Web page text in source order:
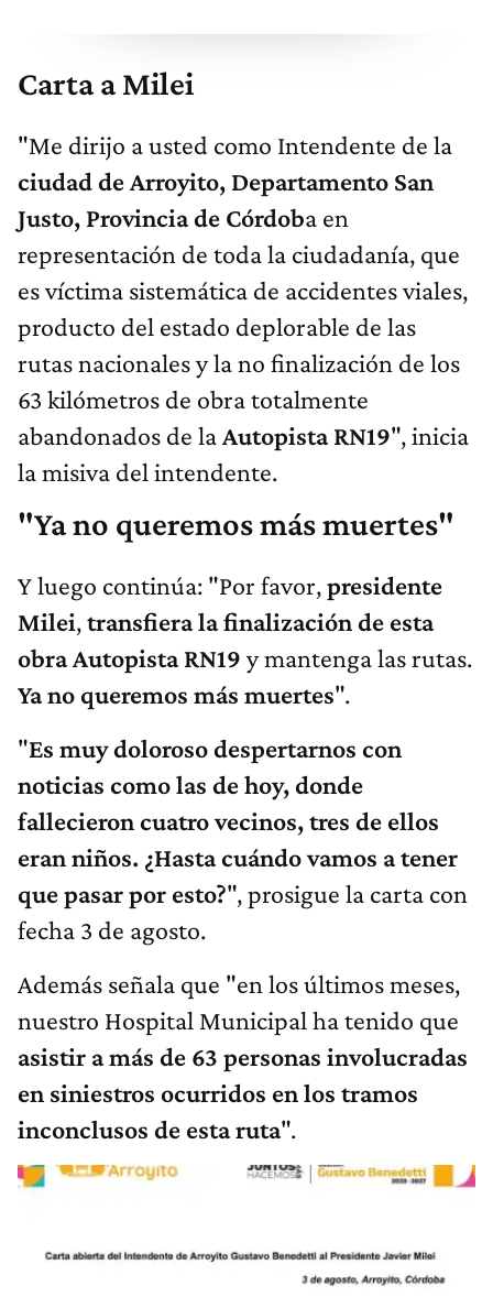
Carta a Milei
"Me dirijo a usted como Intendente de la
ciudad de Arroyito, Departamento San
Justo, Provincia de Córdoba en
representación de toda la ciudadanía, que
es víctima sistemática de accidentes viales,
producto del estado deplorable de las
rutas nacionales y la no finalización de los
63 kilómetros de obra totalmente
abandonados de laAutopista RN19", inicia
la misiva del intendente.
"Ya no queremos más muertes"
Y luego continúa: "Por favor,presidente
Milei,transfiera la finalización de esta
obra Autopista RN19 y mantenga las rutas.
Ya no queremos más muertes".
"Es muy doloroso despertarnos con
noticias como las de hoy, donde
fallecieron cuatro vecinos, tres de ellos
eran niños. ¿Hasta cuándo vamos a tener
que pasar por esto?", prosigue la carta con
fecha 3 de agosto.
Además señala que "en los últimos meses,
nuestro Hospital Municipal ha tenido que
asistir a más de 63 personas involucradas
en siniestros ocurridos en los tramos
inconclusos de esta ruta".